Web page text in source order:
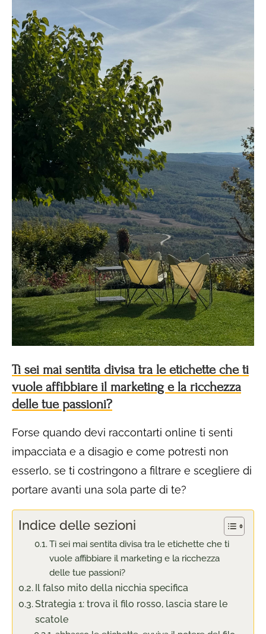
Ti sei mai sentita divisa tra le etichette che ti
vuole affibbiare il marketing e la ricchezza
delle tue passioni?
Forse quando devi raccontarti online ti senti
impacciata e a disagio e come potresti non
esserlo, se ti costringono a filtrare e scegliere di
portare avanti una sola parte di te?
Indice delle sezioni
Ti sei mai sentita divisa tra le etichette che ti
vuole affibbiare il marketing e la ricchezza
delle tue passioni?
Il falso mito della nicchia specifica
Strategia 1: trova il filo rosso, lascia stare le
scatole